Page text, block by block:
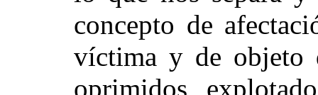
concepto de
víctima y de objeto
oprimidos,